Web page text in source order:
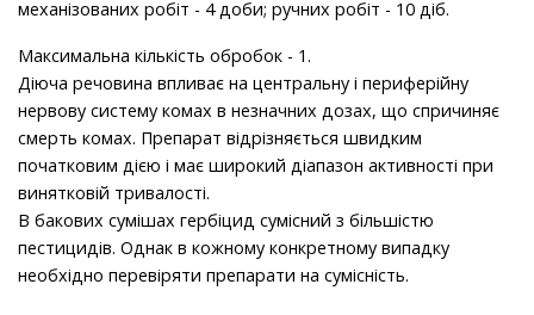
механізованих робіт - 4 доби; ручних робіт - 10 діб.
Максимальна кількість обробок - 1.
Діюча речовина впливає на центральну і периферійну
нервову систему комах в незначних дозах, що спричиняє
смерть комах. Препарат відрізняється швидким
початковим дією і має широкий діапазон активності при
винятковій тривалості.
В бакових сумішах гербіцид сумісний з більшістю
пестицидів. Однак в кожному конкретному випадку
необхідно перевіряти препарати на сумісність.